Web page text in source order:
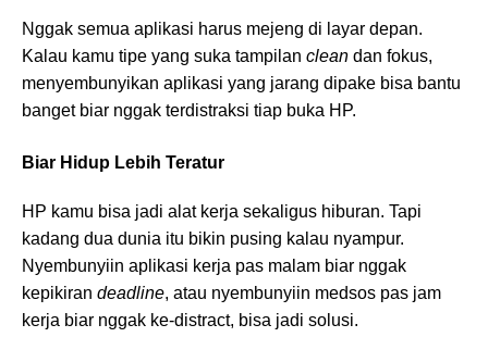
Nggak semua aplikasi harus mejeng di layar depan.
Kalau kamu tipe yang suka tampilan clean dan fokus,
menyembunyikan aplikasi yang jarang dipake bisa bantu
banget biar nggak terdistraksi tiap buka HP.
Biar Hidup Lebih Teratur
HP kamu bisa jadi alat kerja sekaligus hiburan. Tapi
kadang dua dunia itu bikin pusing kalau nyampur.
Nyembunyiin aplikasi kerja pas malam biar nggak
kepikiran deadline, atau nyembunyiin medsos pas jam
kerja biar nggak ke-distract, bisa jadi solusi.